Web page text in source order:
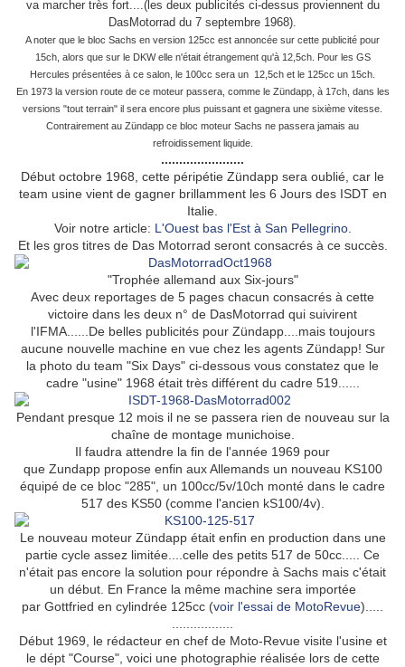
va marcher très fort....(les deux publicités ci-dessus proviennent du
DasMotorrad du 7 septembre 1968).
A noter que le bloc Sachs en version 125cc est annoncée sur cette publicité pour
15ch, alors que sur le DKW elle n'était étrangement qu'à 12,5ch. Pour les GS
Hercules présentées à ce salon, le 100cc sera un 12,5ch et le 125cc un 15ch.
En 1973 la version route de ce moteur passera, comme le Zündapp, à 17ch, dans les
versions "tout terrain" il sera encore plus puissant et gagnera une sixième vitesse.
Contrairement au Zündapp ce bloc moteur Sachs ne passera jamais au
refroidissement liquide.
.......................
Début octobre 1968, cette péripétie Zündapp sera oublié, car le
team usine vient de gagner brillamment les 6 Jours des ISDT en
Italie.
Voir notre article: L'Ouest bas l'Est à San Pellegrino.
Et les gros titres de Das Motorrad seront consacrés à ce succès.
"Trophée allemand aux Six-jours"
Avec deux reportages de 5 pages chacun consacrés à cette
victoire dans les deux n° de DasMotorrad qui suivirent
l'IFMA......De belles publicités pour Zündapp....mais toujours
aucune nouvelle machine en vue chez les agents Zündapp! Sur
la photo du team "Six Days" ci-dessous vous constatez que le
cadre "usine" 1968 était très différent du cadre 519......
Pendant presque 12 mois il ne se passera rien de nouveau sur la
chaîne de montage munichoise.
Il faudra attendre la fin de l'année 1969 pour
que Zundapp propose enfin aux Allemands un nouveau KS100
équipé de ce bloc "285", un 100cc/5v/10ch monté dans le cadre
517 des KS50 (comme l'ancien kS100/4v).
Le nouveau moteur Zündapp était enfin en production dans une
partie cycle assez limitée....celle des petits 517 de 50cc..... Ce
n'était pas encore la solution pour répondre à Sachs mais c'était
un début. En France la même machine sera importée
par Gottfried en cylindrée 125cc (voir l'essai de MotoRevue).....
Début 1969, le rédacteur en chef de Moto-Revue visite l'usine et
le dépt "Course", voici une photographie réalisée lors de cette